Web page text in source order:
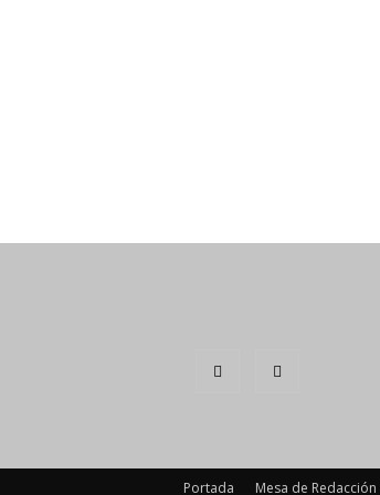
Portada Mesa de Redacción